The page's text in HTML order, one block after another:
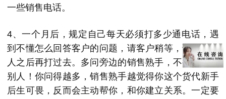
一些销售电话。
4、一个月后，规定自己每天必须打多少通电话，遇
到不懂怎么回答客户的问题，请客户稍等，请教其他
人之后再打过去。多问旁边的销售熟手，不要怕打扰
别人！你问得越多，销售熟手越觉得你这个货代新手
后生可畏，反而会主动帮你，和你建立关系。一定要